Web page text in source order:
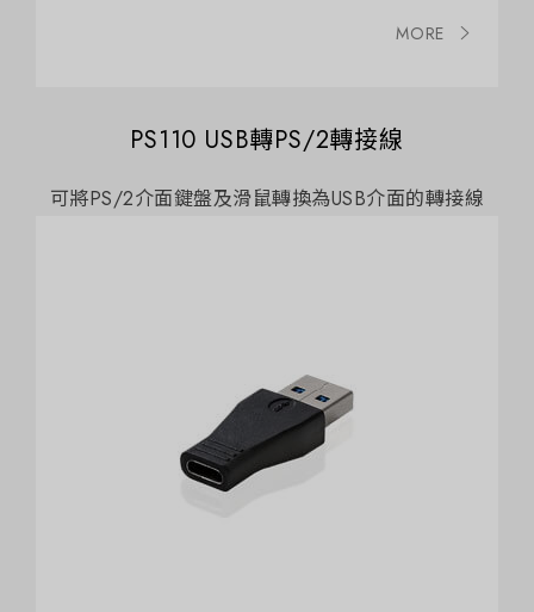
MORE
PS110 USB轉PS/2轉接線
可將PS/2介面鍵盤及滑鼠轉換為USB介面的轉接線